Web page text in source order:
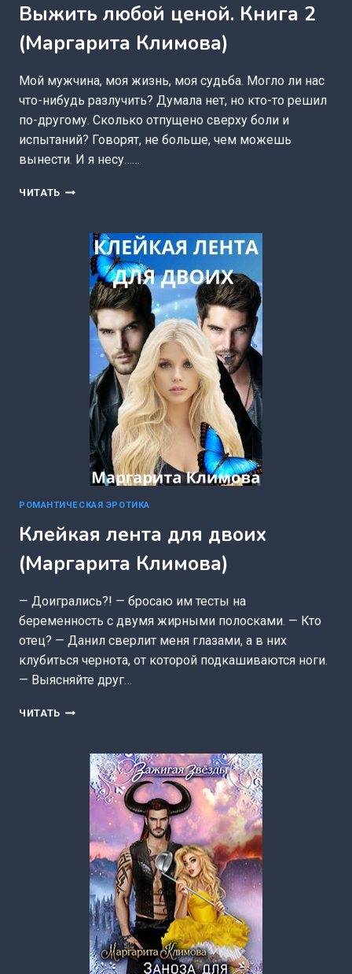
Выжить любой ценой. Книга 2
(Маргарита Климова)
Мой мужчина, моя жизнь, моя судьба. Могло ли нас
что-нибудь разлучить? Думала нет, но кто-то решил
по-другому. Сколько отпущено сверху боли и
испытаний? Говорят, не больше, чем можешь
вынести. И я несу……
ЧИТАТЬ ВЫЙТИ
БАНДИТА.
ВЫЖИТЬ
ЛЮБОЙ
ЦЕНОЙ.
КНИГА
(МАРГАРИТА
КЛИМОВА)
РОМАНТИЧЕСКАЯ ЭРОТИКА
Клейкая лента для двоих
(Маргарита Климова)
— Доигрались?! — бросаю им тесты на
беременность с двумя жирными полосками. — Кто
отец? — Данил сверлит меня глазами, а в них
клубиться чернота, от которой подкашиваются ноги.
— Выясняйте друг…
ЧИТАТЬ КЛЕЙКАЯ
ДВОИХ
(МАРГАРИТА
КЛИМОВА)